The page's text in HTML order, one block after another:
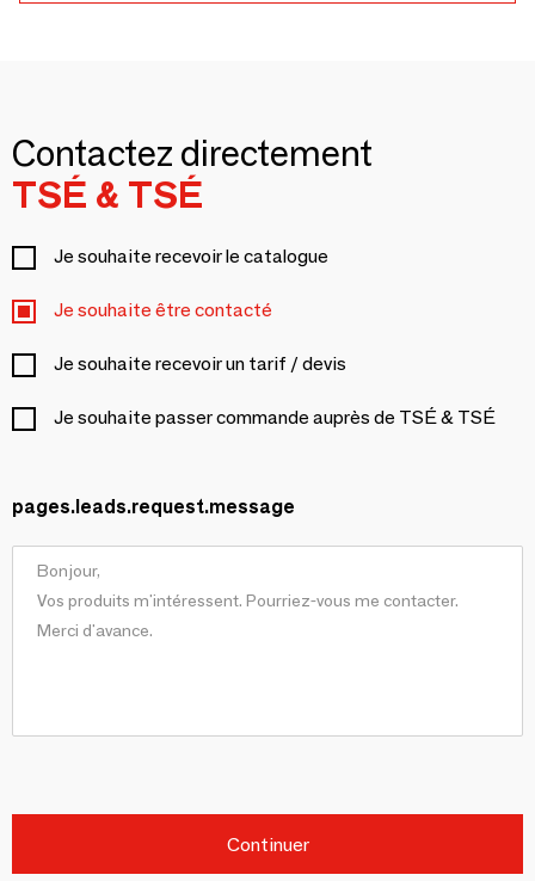
Contactez directement
TSÉ & TSÉ
Je souhaite recevoir le catalogue
Je souhaite être contacté
Je souhaite recevoir un tarif / devis
Je souhaite passer commande auprès de TSÉ & TSÉ
pages.leads.request.message
Continuer